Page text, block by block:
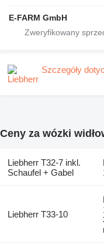
E-FARM GmbH
Szczegóły
Ceny za wózki
Liebherr T32-7 inkl.
Schaufel + Gabel
Liebherr T33-10